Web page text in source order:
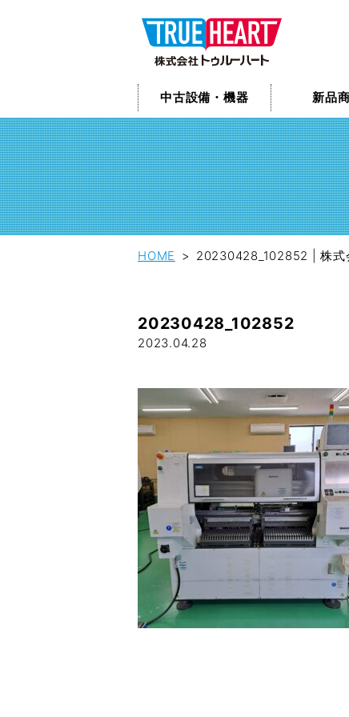
中古設備・機器 新品
HOME 20230428_102852 | 株式
20230428_102852
2023.04.28